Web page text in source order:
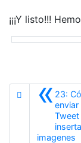
¡¡¡Y listo!!!
«23:
enviar
Tweet
imagenes